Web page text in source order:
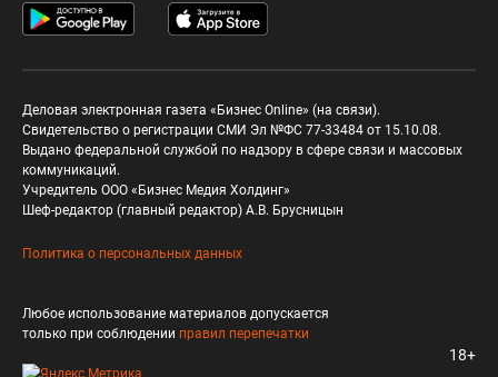
Деловая электронная газета «Бизнес Online» (на связи).
Свидетельство о регистрации СМИ Эл №ФС 77-33484 от 15.10.08.
Выдано федеральной службой по надзору в сфере связи и массовых
коммуникаций.
Учредитель ООО «Бизнес Медия Холдинг»
Шеф-редактор (главный редактор) А.В. Брусницын
Политика о персональных данных
Любое использование материалов допускается
только при соблюдении правил перепечатки
18+